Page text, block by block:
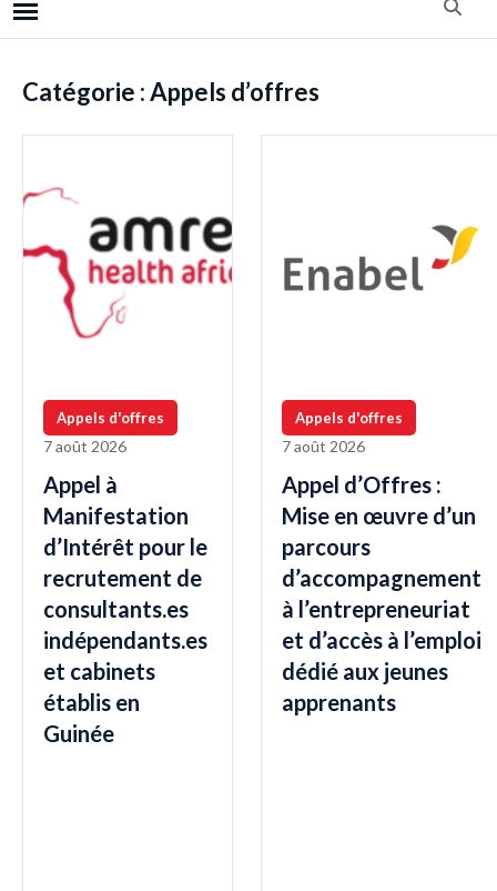
Catégorie :Appels d’offres
Appels d'offres
7 août 2026
Appel à
Manifestation
d’Intérêt pour le
recrutement de
consultants.es
indépendants.es
et cabinets
établis en
Guinée
Appels d'offres
7 août 2026
Appel d’Offres :
Mise en œuvre d’un
parcours
d’accompagnement
à l’entrepreneuriat
et d’accès à l’emploi
dédié aux jeunes
apprenants